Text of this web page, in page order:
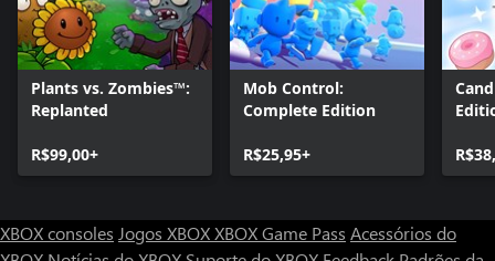
Plants vs. Zombies™:
Replanted
R$99,00+
Mob Control:
Complete Edition
R$25,95+
XBOX consoles Jogos XBOXXBOX Game Pass Acessórios do